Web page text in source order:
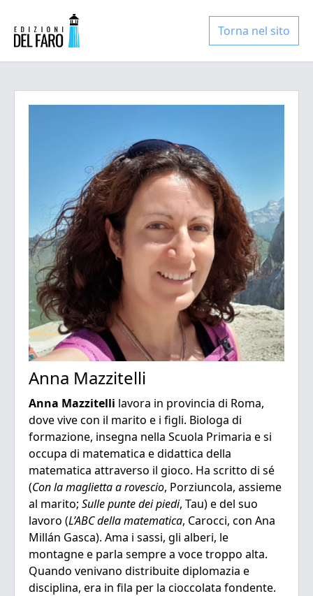
Torna nel sito
Anna Mazzitelli
Anna Mazzitelli lavora in provincia di Roma,
dove vive con il marito e i figli. Biologa di
formazione, insegna nella Scuola Primaria e si
occupa di matematica e didattica della
matematica attraverso il gioco. Ha scritto di sé
(Con la maglietta a rovescio, Porziuncola, assieme
al marito; Sulle punte dei piedi, Tau) e del suo
lavoro (L’ABC della matematica, Carocci, con Ana
Millán Gasca). Ama i sassi, gli alberi, le
montagne e parla sempre a voce troppo alta.
Quando venivano distribuite diplomazia e
disciplina, era in fila per la cioccolata fondente.